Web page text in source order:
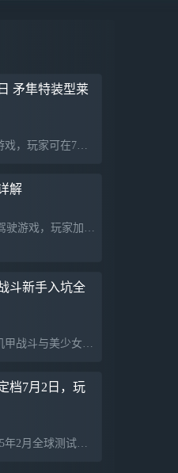
矛隼特装型莱
解限机是一款科幻战斗游戏，玩家可在7月2日公测首日通过“王牌招募”调派新角色莱奥妮·菲尔，获得专属机设“矛隼·特装”及多项专属动画和特效，还可单独购买配饰提升个性化体验。
解
《解限机》是一款即将于7月2日上线的驾驶游戏，玩家加入S.H.A.D.O.W.行动队，完成任务获取功勋，挑战克里斯蒂安，累积任务达标可获奖励，活动持续四周，激烈刺激，趣味十足。
斗新手入坑全
解限机是一款结合炫酷机甲战斗与美少女捏脸的游戏，吸引不少玩家体验。游戏提供全解锁和跳过教程的便利，但UI体验仍有不足。正式版比测试阶段更友好，支持联机合作，强调角色熟练度。尽管游戏机制有待改进，但玩家反馈被采纳，整体上提供了令人期待的玩法体验。
档7月2日，玩
《解限机》是一款自2025年2月全球测试后迅速走红的游戏，曾在Steam达到31万峰值在线，海外玩家比例20%，在日本TGS引发排队热潮。游戏存在服务器崩溃、平衡性不足等问题，但其独特玩法和福利吸引大量玩家，将于7月2日全球公测上线。